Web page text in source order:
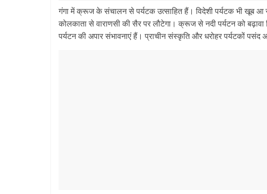
गंगा में क्रूज के संचालन से पर्यटक उत्साहित हैं। विदेशी पर्यटक भी खूब आ
कोलकाता से वाराणसी की सैर पर लौटेगा। क्रूज से नदी पर्यटन को बढ़ावा
पर्यटन की अपार संभावनाएं हैं। प्राचीन संस्कृति और धरोहर पर्यटकों पसंद